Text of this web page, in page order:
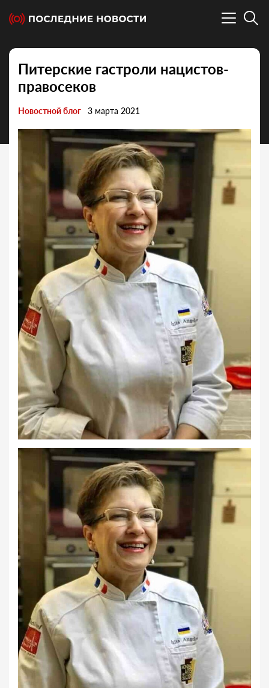
Питерские гастроли нацистов-
правосеков
Новостной блог 3 марта 2021